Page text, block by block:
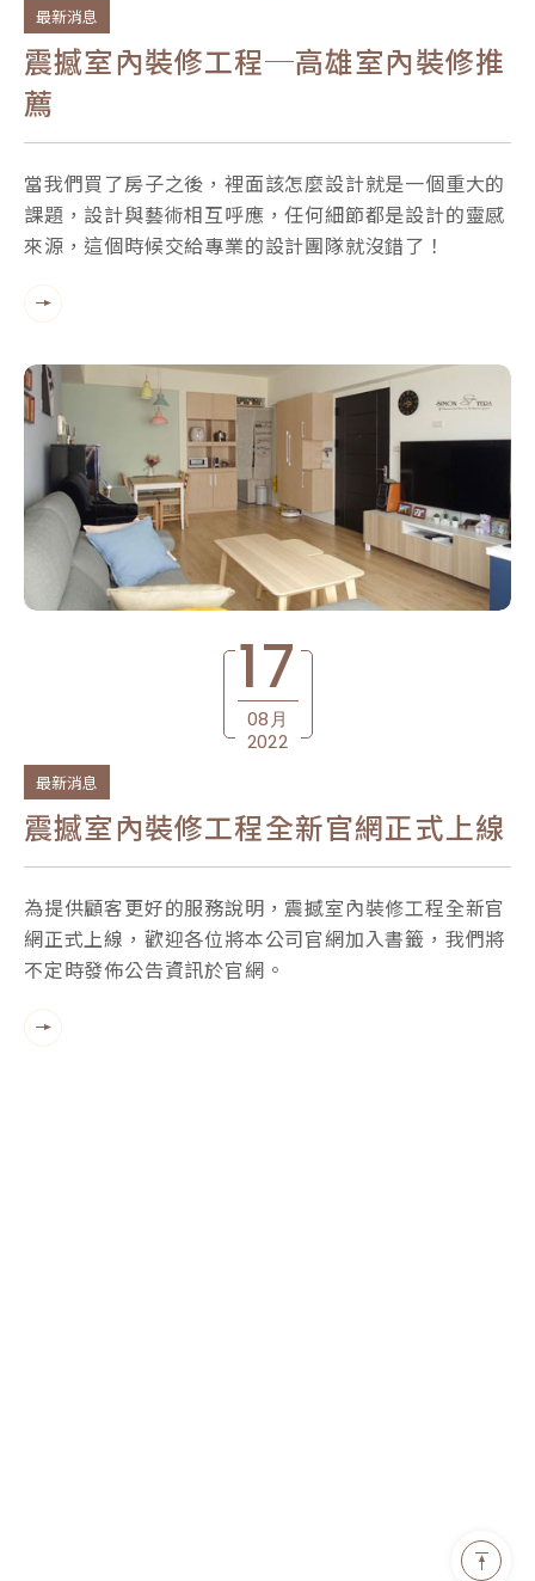
最新消息
震撼室內裝修工程─高雄室內裝修推
薦
當我們買了房子之後，裡面該怎麼設計就是一個重大的
課題，設計與藝術相互呼應，任何細節都是設計的靈感
來源，這個時候交給專業的設計團隊就沒錯了！
17
08月
2022
最新消息
震撼室內裝修工程全新官網正式上線
為提供顧客更好的服務說明，震撼室內裝修工程全新官
網正式上線，歡迎各位將本公司官網加入書籤，我們將
不定時發佈公告資訊於官網。